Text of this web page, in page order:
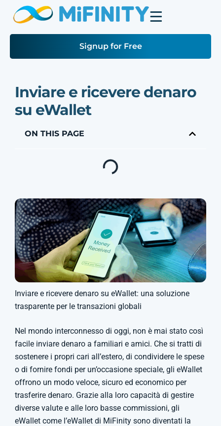
Signup for Free
Inviare e ricevere denaro
su eWallet
ON THIS PAGE
Inviare e ricevere denaro su eWallet: una soluzione
trasparente per le transazioni globali
Nel mondo interconnesso di oggi, non è mai stato così
facile inviare denaro a familiari e amici. Che si tratti di
sostenere i propri cari all’estero, di condividere le spese
o di fornire fondi per un’occasione speciale, gli eWallet
offrono un modo veloce, sicuro ed economico per
trasferire denaro. Grazie alla loro capacità di gestire
diverse valute e alle loro basse commissioni, gli
eWallet come l’eWallet di MiFinity sono diventati la